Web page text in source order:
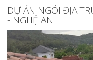
DỰ ÁN NGÓI ĐỊA
- NGHỆ AN